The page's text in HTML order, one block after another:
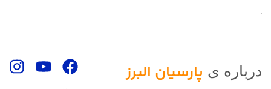
درباره ی پارسیان البرز